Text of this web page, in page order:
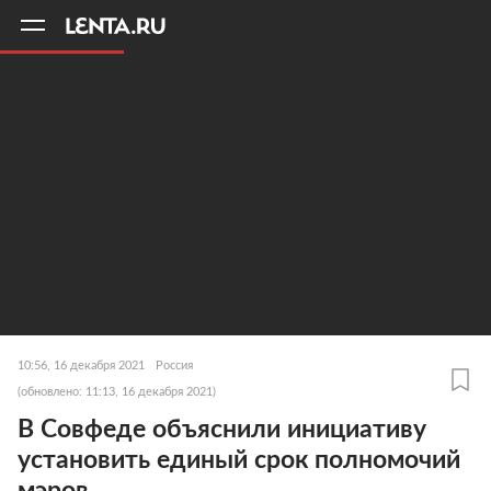
10:56, 16 декабря 2021 Россия
(обновлено: 11:13, 16 декабря 2021)
В Совфеде объяснили инициативу
установить единый срок полномочий